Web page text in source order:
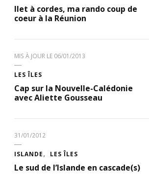
Ilet à cordes, ma rando coup de
coeur à la Réunion
MIS À JOUR LE 06/01/2013
LES ÎLES
Cap sur la Nouvelle-Calédonie
avec Aliette Gousseau
31/01/2012
ISLANDE LES ÎLES
Le sud de l’Islande en cascade(s)